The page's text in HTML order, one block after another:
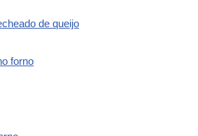
de queijo
forno